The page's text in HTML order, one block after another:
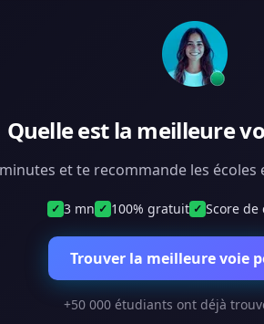
Quelle est la meilleure
et te recommande les
✓ 3 mn ✓ 100% gratuit ✓ Score
Trouver la meilleure voie
+50 000 étudiants ont déjà